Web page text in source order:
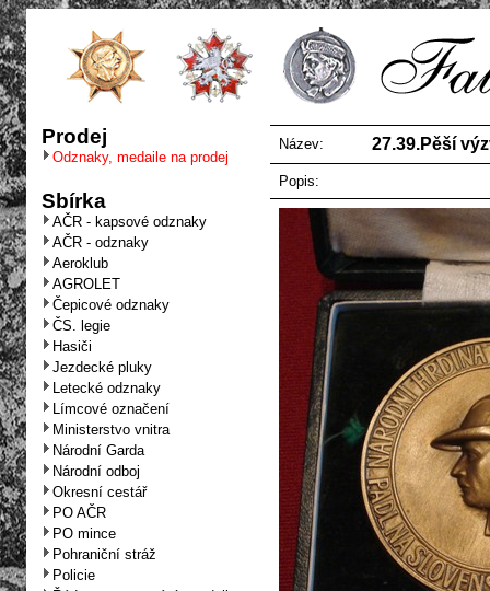
Prodej
Odznaky, medaile na prodej
Sbírka
AČR - kapsové odznaky
AČR - odznaky
Aeroklub
AGROLET
Čepicové odznaky
ČS. legie
Hasiči
Jezdecké pluky
Letecké odznaky
Límcové označení
Ministerstvo vnitra
Národní Garda
Národní odboj
Okresní cestář
PO AČR
PO mince
Pohraniční stráž
Policie
Název: 27.39.Pěší
Popis: